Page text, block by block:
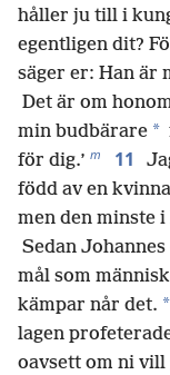
håller ju till i
egentligen dit?
säger er: Han är
Det är om
min budbärare *
för dig.’ m 11
född av en
men den minste
Sedan
mål som
kämpar når det. *
lagen
oavsett om ni vill